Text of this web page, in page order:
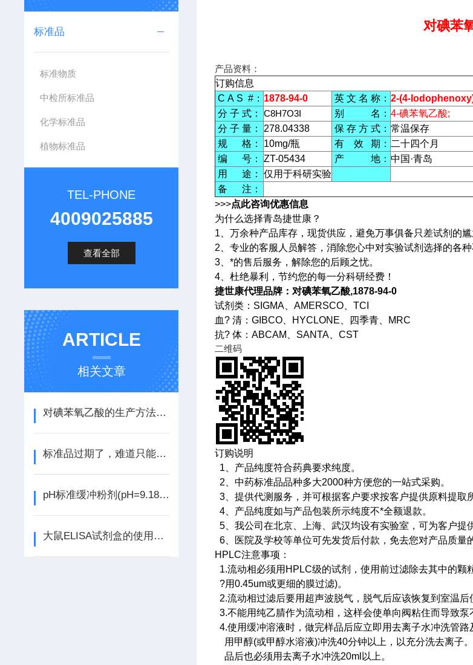
对碘苯
产品资料：
订购信息
C A S #： 1878-94-0 英 文 名 称： 2-(4-
分 子 式：
C8H7O3I 别 名： 4-碘苯氧乙酸;
分 子 量：
278.04338 保 存 方 式： 常温保存
规 格：
10mg/瓶 有 效 期： 二十四个月
编 号：
ZT-05434 产 地： 中国·青岛
用 途：
仅用于科研实验
备 注：
>>>点此咨询优惠信息
为什么选择青岛捷世康？
1、万余种产品库存，现货供应，避免万事俱备只差试剂的尴
2、专业的客服人员解答，消除您心中对实验试剂选择的各种
3、*的售后服务，解除您的后顾之忧。
4、杜绝暴利，节约您的每一分科研经费！
捷世康代理品牌：对碘苯氧乙酸,1878-94-0
试剂类：SIGMA、AMERSCO、TCI
血? 清：GIBCO、HYCLONE、四季青、MRC
抗? 体：ABCAM、SANTA、CST
二维码
订购说明
1、产品纯度符合药典要求纯度。
2、中药标准品品种多大2000种方便您的一站式采购。
3、提供代测服务，并可根据客户要求按客户提供原料提取
4、产品纯度如与产品包装所示纯度不*全额退款。
5、我公司在北京、上海、武汉均设有实验室，可为客户提
6、医院及学校等单位可先发货后付款，免去您对产品质量
HPLC注意事项：
1.流动相必须用HPLC级的试剂，使用前过滤除去其中的颗
?用0.45um或更细的膜过滤)。
2.流动相过滤后要用超声波脱气，脱气后应该恢复到室温后
3.不能用纯乙腈作为流动相，这样会使单向阀粘住而导致泵
4.使用缓冲溶液时，做完样品后应立即用去离子水冲洗管
用甲醇(或甲醇水溶液)冲洗40分钟以上，以充分洗去离子
品后也必须用去离子水冲洗20ml以上。
标准品
标准物质
中检所标准品
化学标准品
植物标准品
TEL-PHONE
4009025885
查看全部
ARTICLE
相关文章
对碘苯氧乙酸的生产方法和应用
标准品过期了，难道只能扔掉吗
pH标准缓冲粉剂(pH=9.18)说明书
大鼠ELISA试剂盒的使用注意事项